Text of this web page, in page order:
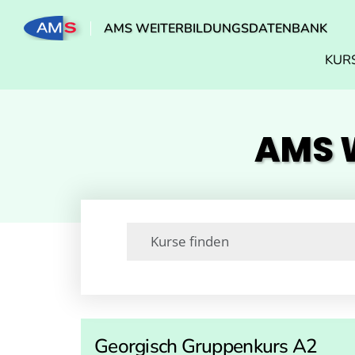
AMS WEITERBILDUNGSDATENBANK
AMS
Georgisch Gruppenkurs A2